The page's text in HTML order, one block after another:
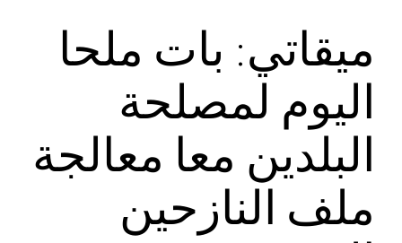
ميقاتي: بات ملحا
اليوم لمصلحة
البلدين معا معالجة
ملف النازحين